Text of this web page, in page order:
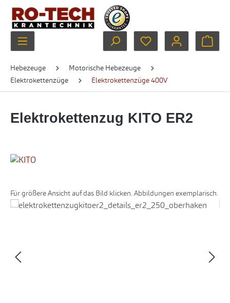
Zum Hauptinhalt springen
Du hast 0 Produkte
Hebezeuge
Motorische Hebezeuge
Elektrokettenzüge
Elektrokettenzüge 400V
Elektrokettenzug KITO ER2
Für größere Ansicht auf das Bild klicken. Abbildungen exemplarisch.
Bildergalerie überspringen